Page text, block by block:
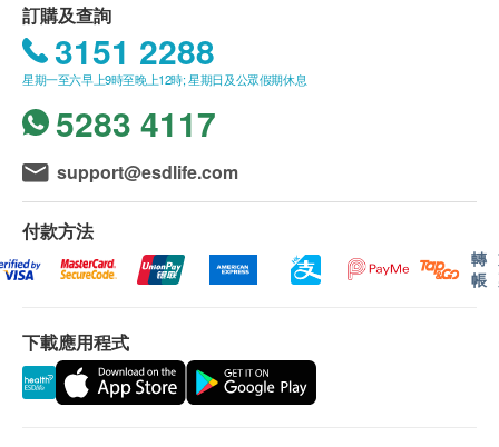
訂購及查詢
3151 2288
星期一至六早上9時至晚上12時; 星期日及公眾假期休息
5283 4117
support@esdlife.com
付款方法
轉
帳
下載應用程式